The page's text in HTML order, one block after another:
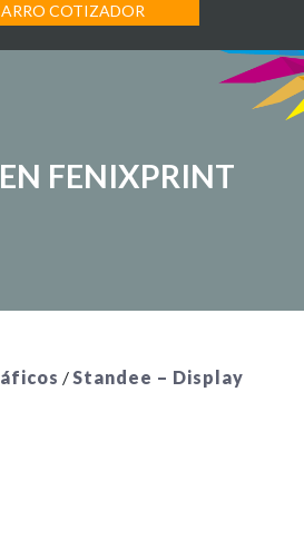
COTIZADOR
FENIXPRINT
/Standee – Display